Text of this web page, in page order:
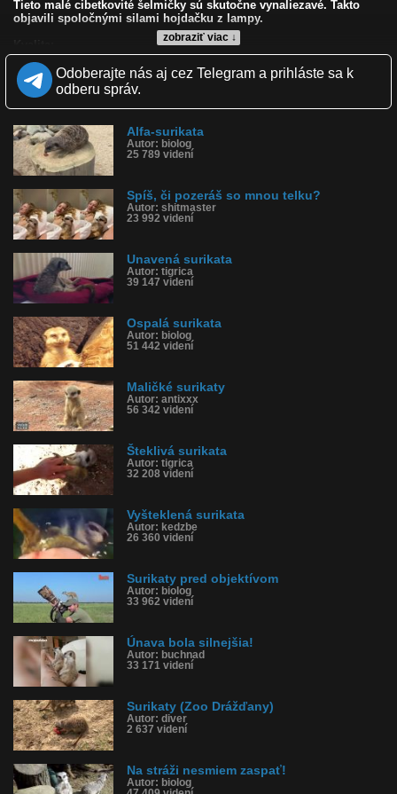
zobraziť viac ↓
Tieto malé cibetkovité šelmičky sú skutočne vynaliezavé. Takto
objavili spoločnými silami hojdačku z lampy.
Zverejnené: 31.1.2009 11:56
Páči sa: 86% (7 hlasov)
Obľúbené: 6
Komentárov: 9
Kategória: zvieratká
Tagy: surikata, šelma, hojdačka, lampa
História sledovanosti videa:
Odoberajte nás aj cez Telegram a prihláste sa k
odberu správ.
Alfa-surikata
Autor: biolog
25 789 videní
Spíš, či pozeráš so mnou telku?
Autor: shitmaster
23 992 videní
Unavená surikata
Autor: tigrica
39 147 videní
Ospalá surikata
Autor: biolog
51 442 videní
Maličké surikaty
Autor: antixxx
56 342 videní
Šteklivá surikata
Autor: tigrica
32 208 videní
Vyšteklená surikata
Autor: kedzbe
26 360 videní
Surikaty pred objektívom
Autor: biolog
33 962 videní
Únava bola silnejšia!
Autor: buchnad
33 171 videní
Surikaty (Zoo Drážďany)
Autor: diver
2 637 videní
Na stráži nesmiem zaspať!
Autor: biolog